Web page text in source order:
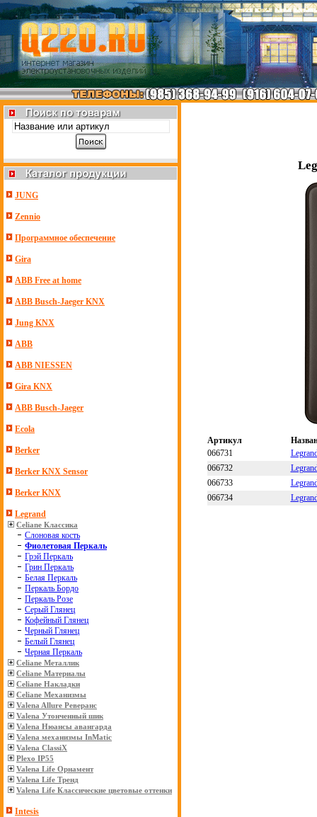
JUNG
Zennio
Программное обеспечение
Gira
ABB Free at home
ABB Busch-Jaeger KNX
Jung KNX
ABB
ABB NIESSEN
Gira KNX
ABB Busch-Jaeger
Ecola
Berker
Berker KNX Sensor
Berker KNX
Legrand
Celiane Классика
Слоновая кость
Фиолетовая Перкаль
Грэй Перкаль
Грин Перкаль
Белая Перкаль
Перкаль Бордо
Перкаль Розе
Серый Глянец
Кофейный Глянец
Черный Глянец
Белый Глянец
Черная Перкаль
Celiane Металлик
Celiane Материалы
Celiane Накладки
Celiane Механизмы
Valena Allure Реверанс
Valena Утонченный шик
Valena Нюансы авангарда
Valena механизмы InMatic
Valena ClassiX
Plexo IP55
Valena Life Орнамент
Valena Life Тренд
Valena Life Классические цветовые оттенки
Intesis
Артикул
066731
066732
066733
066734